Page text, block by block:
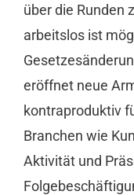
über die Runden
arbeitslos ist
eröffnet neue
kontraproduktiv
Branchen wie
Aktivität und